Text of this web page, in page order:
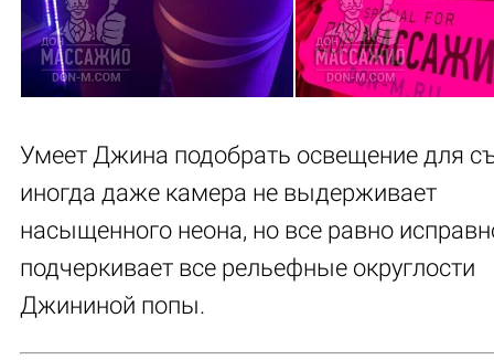
Умеет Джина подобрать освещение для
иногда даже камера не выдерживает
насыщенного неона, но все равно
подчеркивает все рельефные округлости
Джининой попы.